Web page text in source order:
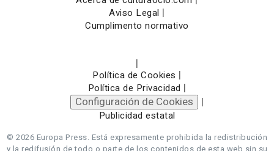
Aviso Legal |
Cumplimento normativo
|
Política de Cookies |
Política de Privacidad |
Configuración de Cookies |
Publicidad estatal
© 2026 Europa Press. Está expresamente prohibida la redistribución
y la redifusión de todo o parte de los contenidos de esta web sin su